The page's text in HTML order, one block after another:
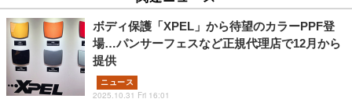
ボディ保護「XPEL」から待望のカラーPPF登
場…パンサーフェスなど正規代理店で12月から
提供
ニュース
2025.10.31 Fri 16:01